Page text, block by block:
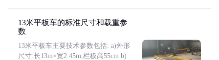
13米平板车的标准尺寸和载重参
数
13米平板车主要技术参数包括: a)外形
尺寸:长13m×宽2.45m,栏板高55cm b)